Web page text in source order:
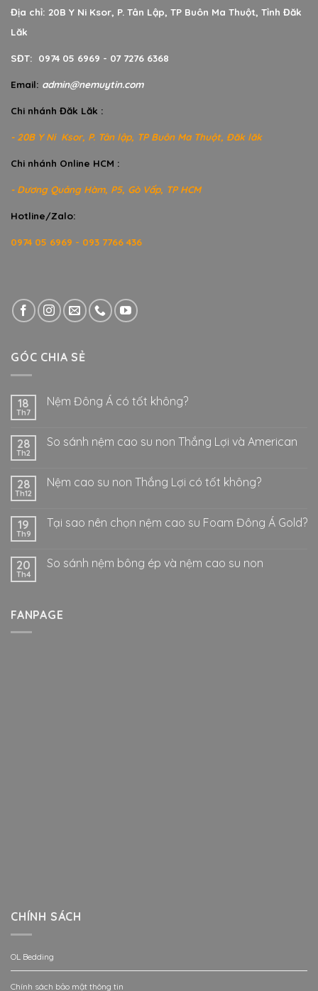
Địa chỉ: 20B Y Ni Ksor, P. Tân Lập, TP Buôn Ma Thuột, Tỉnh Đăk
Lăk
SĐT: 0974 05 6969 - 07 7276 6368
Email: admin@nemuytin.com
Chi nhánh Đăk Lăk :
- 20B Y Ni Ksor, P. Tân lập, TP Buôn Ma Thuột, Đăk lăk
Chi nhánh Online HCM :
- Dương Quảng Hàm, P5, Gò Vấp, TP HCM
Hotline/Zalo:
0974 05 6969 - 093 7766 436
GÓC CHIA SẺ
18
Th7
Nệm Đông Á có tốt không?
28
Th2
So sánh nệm cao su non Thắng Lợi và American
28
Th12
Nệm cao su non Thắng Lợi có tốt không?
19
Th9
Tại sao nên chọn nệm cao su Foam Đông Á Gold?
20
Th4
So sánh nệm bông ép và nệm cao su non
FANPAGE
CHÍNH SÁCH
OL Bedding
Chính sách bảo mật thông tin